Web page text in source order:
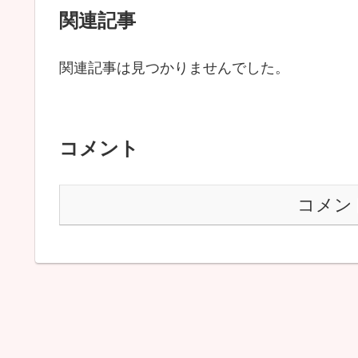
関連記事
関連記事は見つかりませんでした。
コメント
コメン